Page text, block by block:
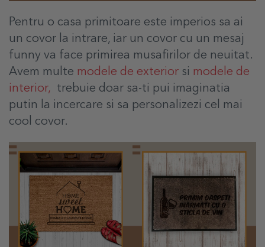
Pentru o casa primitoare este imperios sa ai
un covor la intrare, iar un covor cu un mesaj
funny va face primirea musafirilor de neuitat.
Avem multe modele de exterior si modele de
interior, trebuie doar sa-ti pui imaginatia
putin la incercare si sa personalizezi cel mai
cool covor.